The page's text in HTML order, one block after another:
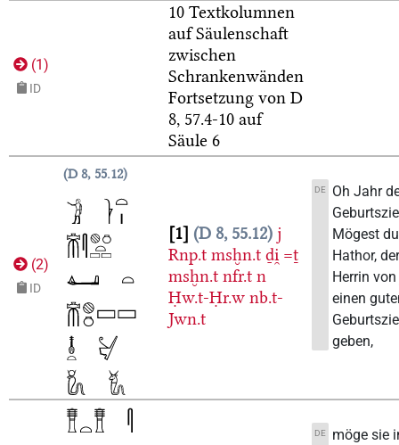
(1)
ID
10 Textkolumnen
auf Säulenschaft
zwischen
Schrankenwänden
Fortsetzung von D
8, 57.4-10 auf
Säule 6
(2)
ID
D 8, 55.12
1 D 8, 55.12 j
Rnp.t msḫn.t ḏi̯ =ṯ
msḫn.t nfr.t n
Ḥw.t-Ḥr.w nb.t-
Jwn.t
DE
Oh Jahr
Mögest
Hathor,
Herrin
einen
geben,
DE
möge sie